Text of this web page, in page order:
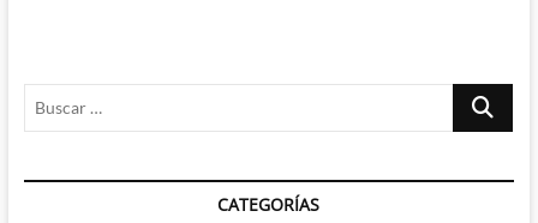
Buscar
CATEGORÍAS